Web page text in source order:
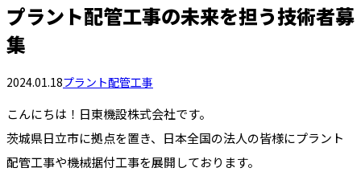
プラント配管工事の未来を担う技術者募
集
2024.01.18プラント配管工事
こんにちは！日東機設株式会社です。
茨城県日立市に拠点を置き、日本全国の法人の皆様にプラント
配管工事や機械据付工事を展開しております。